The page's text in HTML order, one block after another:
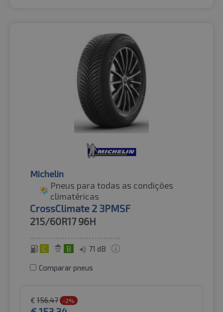
Michelin
Pneus para todas as condições
climatéricas
CrossClimate 2 3PMSF
215/60R17 96H
C B 71 dB
Comparar pneus
€ 156.47 -2%